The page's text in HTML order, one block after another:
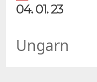
04. 01. 23
Ungarn